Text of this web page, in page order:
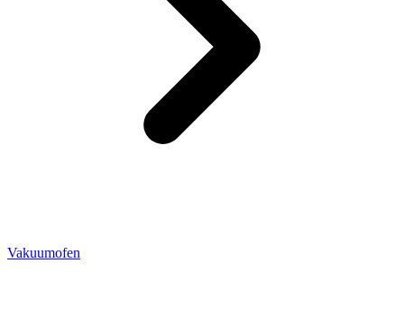
Vakuumofen